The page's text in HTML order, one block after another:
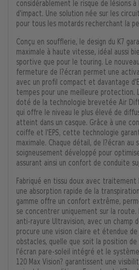
considérablement le risque de lésions à
d'impact. Une solution née sur les
pour tous les motards recherchant la
Conçu en soufflerie, le design du K7
maximale à haute vitesse, idéal aussi
sportive que pour le touring. Le
fermeture de l?écran permet une
avec un profil compact et davantage
tempes pour une meilleure protection.
doté de la technologie brevetée Air
qui offre le niveau le plus élevé de
atteint dans un casque. Grâce à une
coiffe et l'EPS, cette technologie
maximale. Chaque détail, de l?écran au
soigneusement développé pour
assurant ainsi un confort de conduite
Fabriqué en tissu doux avec
une absorption rapide de la
gamme offre un confort extrême,
se concentrer uniquement sur la route.
anti-rayure Ultravision, avec un champ
procure une vision claire et étendue
obstacles, quelle que soit la position de
l'écran pare-soleil intégré et le
120 Max Vision? garantissent une